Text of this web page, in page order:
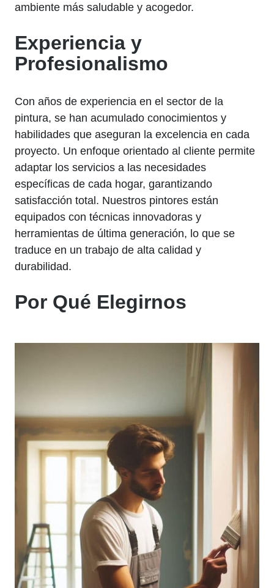
ambiente más saludable y acogedor.
Experiencia y
Profesionalismo
Con años de experiencia en el sector de la
pintura, se han acumulado conocimientos y
habilidades que aseguran la excelencia en cada
proyecto. Un enfoque orientado al cliente permite
adaptar los servicios a las necesidades
específicas de cada hogar, garantizando
satisfacción total. Nuestros pintores están
equipados con técnicas innovadoras y
herramientas de última generación, lo que se
traduce en un trabajo de alta calidad y
durabilidad.
Por Qué Elegirnos